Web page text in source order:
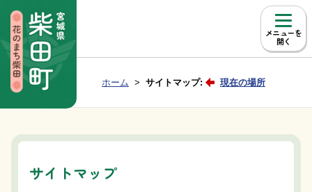
メニュー
Group NAV 現在位置：
ホーム サイトマップ: 現在の場所
サイトマップ